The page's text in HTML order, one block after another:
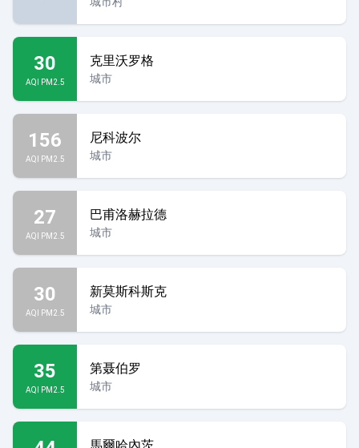
30
AQI PM2.5
克里沃罗格
城市
156
AQI PM2.5
尼科波尔
城市
27
AQI PM2.5
巴甫洛赫拉德
城市
30
AQI PM2.5
新莫斯科斯克
城市
35
AQI PM2.5
第聂伯罗
城市